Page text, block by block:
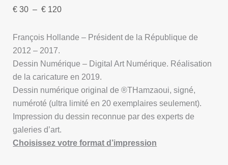
€ 30 – € 120
François Hollande – Président de la République de
2012 – 2017.
Dessin Numérique – Digital Art Numérique. Réalisation
de la caricature en 2019.
Dessin numérique original de ®THamzaoui, signé,
numéroté (ultra limité en 20 exemplaires seulement).
Impression du dessin reconnue par des experts de
galeries d’art.
Choisissez votre format d’impression